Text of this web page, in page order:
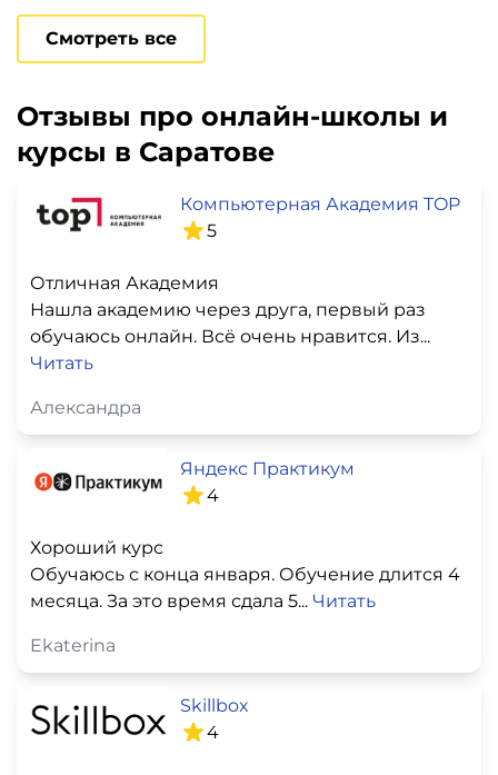
Смотреть все
Отзывы про онлайн-школы и
курсы в Саратове
Компьютерная Академия TOP
5
Отличная Академия
Нашла академию через друга, первый раз
обучаюсь онлайн. Всё очень нравится. Из...
Читать
Александра
Яндекс Практикум
4
Хороший курс
Обучаюсь с конца января. Обучение длится 4
месяца. За это время сдала 5... Читать
Ekaterina
Skillbox
4